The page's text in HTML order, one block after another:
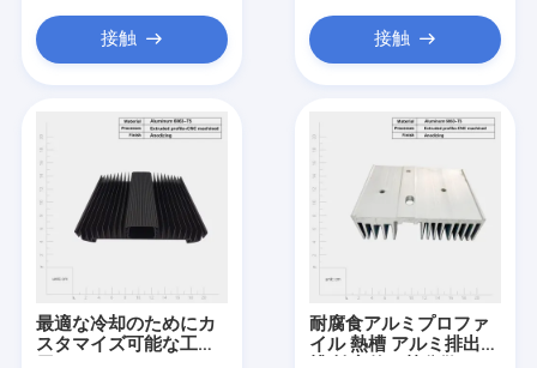
接触 接触
最適な冷却のためにカ
スタマイズ可能な工業
耐腐食アルミプロファ
イル 熱槽 アルミ排出熱